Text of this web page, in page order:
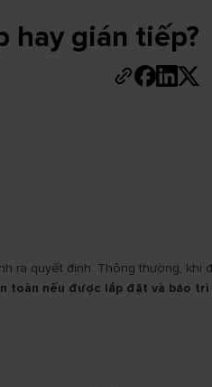
hay gián tiếp?
ra quyết định. Thông thường,
toàn nếu được lắp đặt và bảo trì